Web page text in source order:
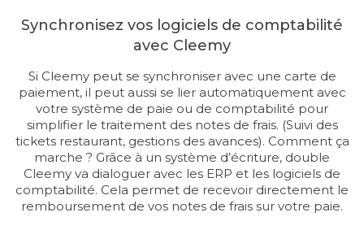
Synchronisez vos logiciels de comptabilité
avec Cleemy
Si Cleemy peut se synchroniser avec une carte de
paiement, il peut aussi se lier automatiquement avec
votre système de paie ou de comptabilité pour
simplifier le traitement des notes de frais. (Suivi des
tickets restaurant, gestions des avances). Comment ça
marche ? Grâce à un système d’écriture, double
Cleemy va dialoguer avec les ERP et les logiciels de
comptabilité. Cela permet de recevoir directement le
remboursement de vos notes de frais sur votre paie.